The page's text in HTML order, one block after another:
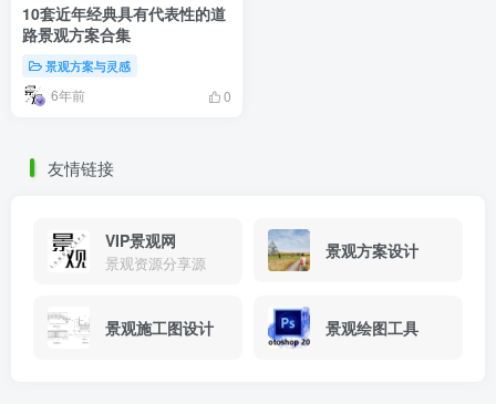
10套近年经典具有代表性的道
路景观方案合集
景观方案与灵感
6年前 0
友情链接
VIP景观网
景观资源分享源
景观方案设计
景观施工图设计 景观绘图工具